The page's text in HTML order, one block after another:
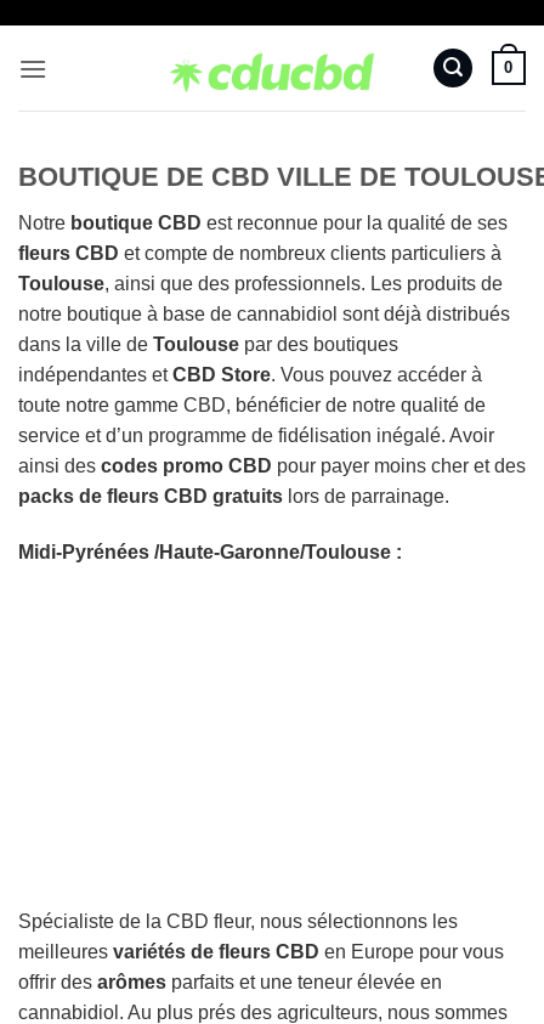
contenu
0
BOUTIQUE DE CBD VILLE DE
Notre boutique CBD est reconnue pour la qualité de ses
fleurs CBD et compte de nombreux clients particuliers à
Toulouse, ainsi que des professionnels. Les produits de
notre boutique à base de cannabidiol sont déjà distribués
dans la ville de Toulouse par des boutiques
indépendantes etCBD Store. Vous pouvez accéder à
toute notre gamme CBD, bénéficier de notre qualité de
service et d’un programme de fidélisation inégalé. Avoir
ainsi des codes promo CBD pour payer moins cher et des
packs de fleurs CBD gratuits lors de parrainage.
Midi-Pyrénées /Haute-Garonne/Toulouse :
Spécialiste de la CBD fleur, nous sélectionnons les
meilleures variétés de fleurs CBD en Europe pour vous
offrir des arômes parfaits et une teneur élevée en
cannabidiol. Au plus prés des agriculteurs, nous sommes